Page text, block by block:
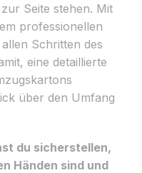
Seite stehen. Mit
professionellen
Schritten des
eine detaillierte
über den Umfang
du sicherstellen,
Händen sind und